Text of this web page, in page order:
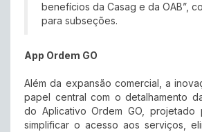
benefícios da Casag e da OAB”,
para subseções.
App Ordem GO
Além da expansão comercial, a
papel central com o detalhamento
do Aplicativo Ordem GO, projetado
simplificar o acesso aos serviços,